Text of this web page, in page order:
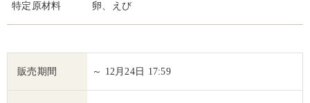
特定原材料 卵、えび
販売期間 ～ 12月24日 17:59